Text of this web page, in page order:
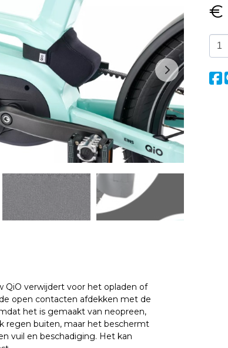
€
QiO verwijdert voor het opladen of
open contacten afdekken met de
het is gemaakt van neopreen,
regen buiten, maar het beschermt
vuil en beschadiging. Het kan